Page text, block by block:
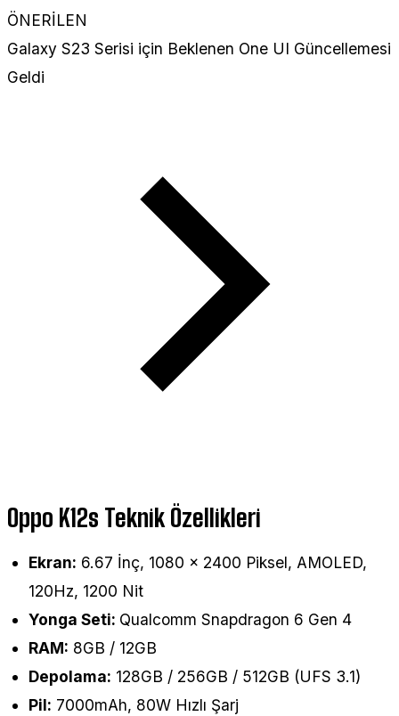
ÖNERİLEN
Galaxy S23 Serisi için Beklenen One UI Güncellemesi
Geldi
Oppo K12s Teknik Özellikleri
Ekran: 6.67 İnç, 1080 × 2400 Piksel, AMOLED,
120Hz, 1200 Nit
Yonga Seti: Qualcomm Snapdragon 6 Gen 4
RAM: 8GB / 12GB
Depolama: 128GB / 256GB / 512GB (UFS 3.1)
Pil: 7000mAh, 80W Hızlı Şarj